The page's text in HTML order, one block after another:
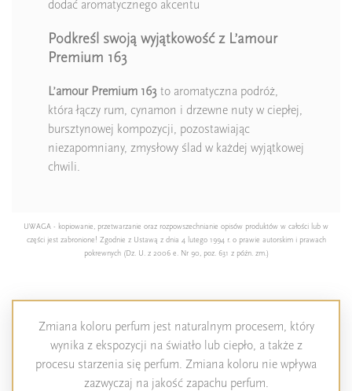
dodać aromatycznego akcentu
Podkreśl swoją wyjątkowość z L’amour
Premium 163
L’amour Premium 163 to aromatyczna podróż,
która łączy rum, cynamon i drzewne nuty w ciepłej,
bursztynowej kompozycji, pozostawiając
niezapomniany, zmysłowy ślad w każdej wyjątkowej
chwili.
UWAGA - kopiowanie, przetwarzanie oraz rozpowszechnianie opisów produktów w całości lub w
części jest zabronione! Zgodnie z Ustawą z dnia 4 lutego 1994 r. o prawie autorskim i prawach
pokrewnych (Dz. U. z 2006 e. Nr 90, poz. 631 z późn. zm.)
Zmiana koloru perfum jest naturalnym procesem, który
wynika z ekspozycji na światło lub ciepło, a także z
procesu starzenia się perfum. Zmiana koloru nie wpływa
zazwyczaj na jakość zapachu perfum.